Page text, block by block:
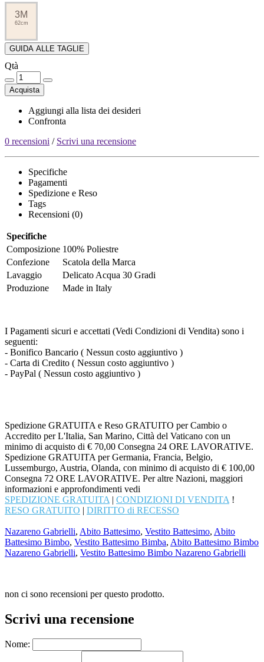
3M
62cm
GUIDA ALLE TAGLIE
Qtà
Acquista
Aggiungi alla lista dei desideri
Confronta
0 recensioni / Scrivi una recensione
Specifiche
Pagamenti
Spedizione e Reso
Tags
Recensioni (0)
Specifiche
Composizione 100% Poliestre
Confezione
Scatola della Marca
Lavaggio
Delicato Acqua 30 Gradi
Produzione
Made in Italy
I Pagamenti sicuri e accettati (Vedi Condizioni di Vendita) sono i
seguenti:
- Bonifico Bancario ( Nessun costo aggiuntivo )
- Carta di Credito ( Nessun costo aggiuntivo )
- PayPal ( Nessun costo aggiuntivo )
Spedizione GRATUITA e Reso GRATUITO per Cambio o
Accredito per L'Italia, San Marino, Città del Vaticano con un
minimo di acquisto di € 70,00 Consegna 24 ORE LAVORATIVE.
Spedizione GRATUITA per Germania, Francia, Belgio,
Lussemburgo, Austria, Olanda, con minimo di acquisto di € 100,00
Consegna 72 ORE LAVORATIVE. Per altre Nazioni, maggiori
informazioni e approfondimenti vedi
SPEDIZIONE GRATUITA | CONDIZIONI DI VENDITA !
RESO GRATUITO | DIRITTO di RECESSO
Nazareno Gabrielli, Abito Battesimo, Vestito Battesimo, Abito
Battesimo Bimbo, Vestito Battesimo Bimba, Abito Battesimo Bimbo
Nazareno Gabrielli, Vestito Battesimo Bimbo Nazareno Gabrielli
non ci sono recensioni per questo prodotto.
Scrivi una recensione
Nome: